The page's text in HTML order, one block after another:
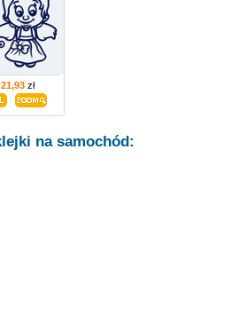
21,93 zł
na samochód: